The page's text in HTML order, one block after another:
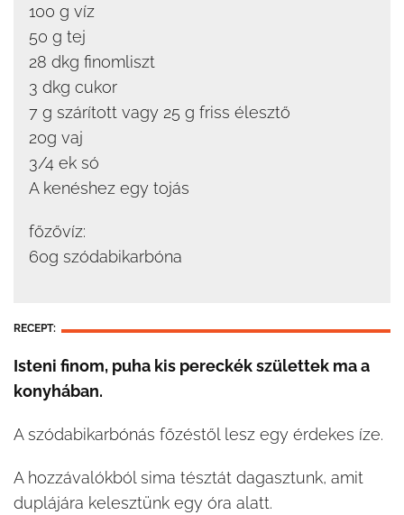
100 g víz
50 g tej
28 dkg finomliszt
3 dkg cukor
7 g szárított vagy 25 g friss élesztő
20g vaj
3/4 ek só
A kenéshez egy tojás
főzővíz:
60g szódabikarbóna
RECEPT:
Isteni finom, puha kis pereckék születtek ma a
konyhában.
A szódabikarbónás főzéstől lesz egy érdekes íze.
A hozzávalókból sima tésztát dagasztunk, amit
duplájára kelesztünk egy óra alatt.